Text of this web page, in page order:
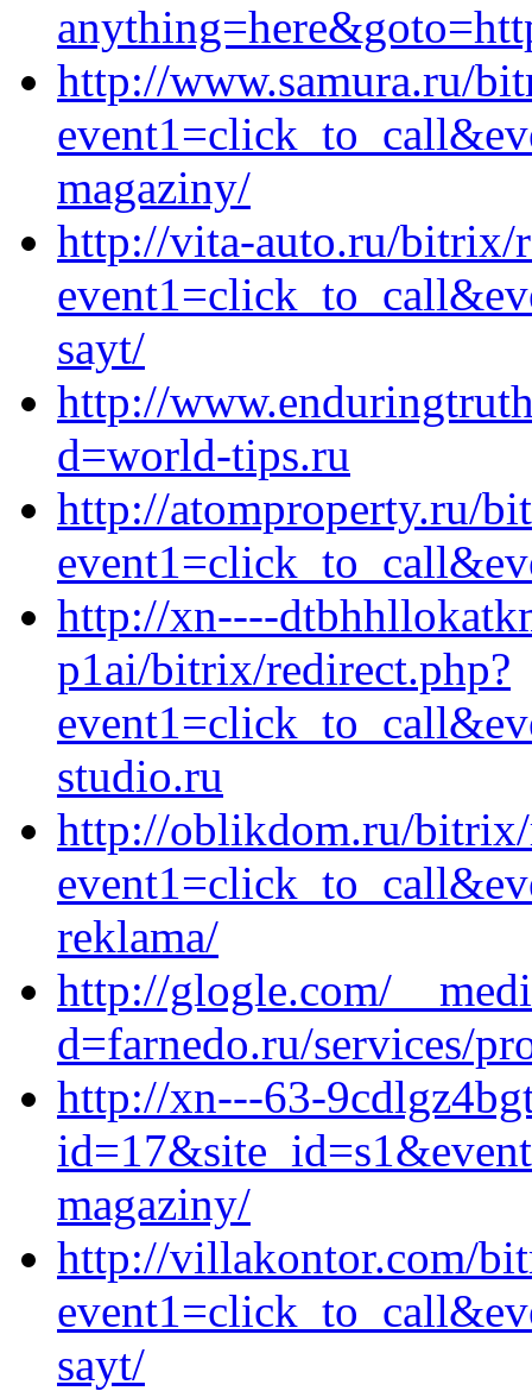
http://www.samura.ru/
magaziny/
http://vita-auto.ru/bitrix/
sayt/
http://
d=world-tips.ru
http://atomproperty.ru/
http://xn----
p1ai/bitrix/redirect.php?
studio.ru
http://oblikdom.ru/bitrix/
reklama/
http://glogle.com/
d=farnedo.ru/services/
http://xn---63-
magaziny/
http://villakontor.com/
sayt/